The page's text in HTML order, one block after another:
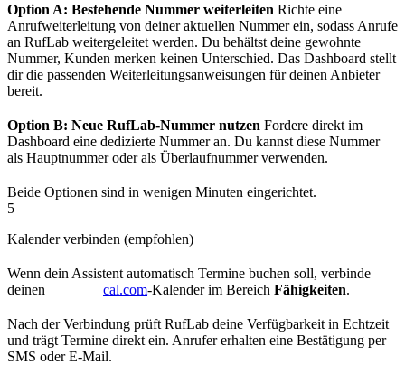
Option A: Bestehende Nummer weiterleiten Richte eine
Anrufweiterleitung von deiner aktuellen Nummer ein, sodass Anrufe
an RufLab weitergeleitet werden. Du behältst deine gewohnte
Nummer, Kunden merken keinen Unterschied. Das Dashboard stellt
dir die passenden Weiterleitungsanweisungen für deinen Anbieter
bereit.
Option B: Neue RufLab-Nummer nutzen Fordere direkt im
Dashboard eine dedizierte Nummer an. Du kannst diese Nummer
als Hauptnummer oder als Überlaufnummer verwenden.
Beide Optionen sind in wenigen Minuten eingerichtet.
5
Kalender verbinden (empfohlen)
Wenn dein Assistent automatisch Termine buchen soll, verbinde
deinen cal.com-Kalender im Bereich Fähigkeiten.
Nach der Verbindung prüft RufLab deine Verfügbarkeit in Echtzeit
und trägt Termine direkt ein. Anrufer erhalten eine Bestätigung per
SMS oder E-Mail.